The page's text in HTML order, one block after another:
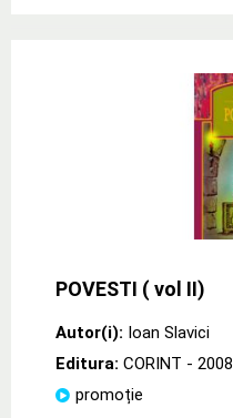
POVESTI ( vol II)
Autor(i): Ioan Slavici
Editura: CORINT - 2008
promoție